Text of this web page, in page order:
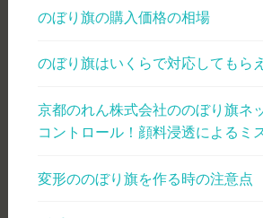
のぼり旗の購入価格の相場
のぼり旗はいくらで対応してもら
京都のれん株式会社ののぼり旗ネ
コントロール！顔料浸透によるミ
変形ののぼり旗を作る時の注意点